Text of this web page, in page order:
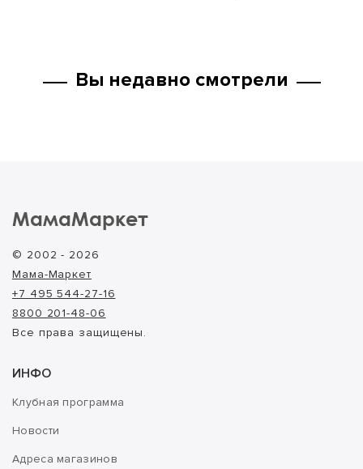
Вы недавно смотрели
МамаМаркет
© 2002 - 2026
Мама-Маркет
+7 495 544-27-16
8800 201-48-06
Все права защищены.
ИНФО
Клубная программа
Новости
Адреса магазинов